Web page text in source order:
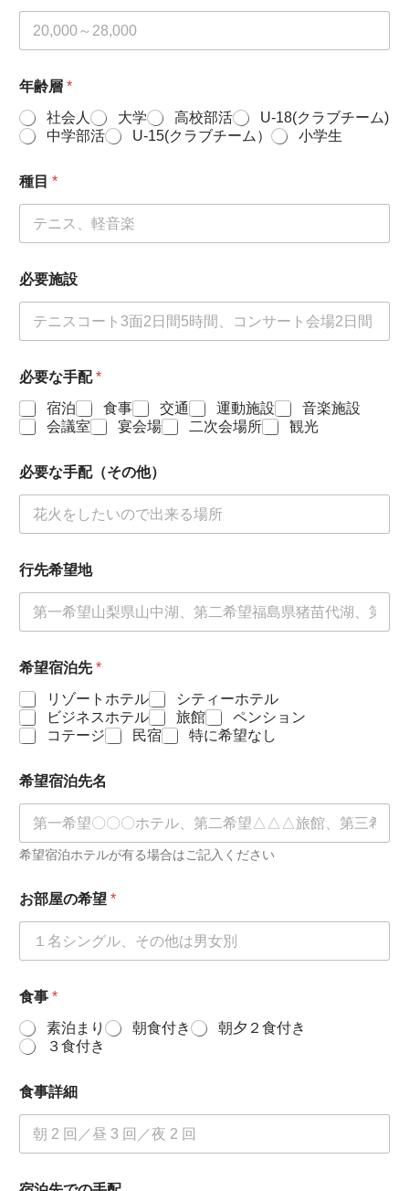
年齢層 *
社会人
大学 高校部活
U-18(クラブチーム)
中学部活
U-15(クラブチーム） 小学生
種目 *
必要施設
必要な手配*
宿泊
食事 交通 運動施設
音楽施設
会議室
宴会場 二次会場所 観光
必要な手配（その他）
行先希望地
希望宿泊先*
リゾートホテル
シティーホテル
ビジネスホテル
旅館
ペンション
コテージ
民宿 特に希望なし
希望宿泊先名
希望宿泊ホテルが有る場合はご記入ください
お部屋の希望 *
食事 *
素泊まり
朝食付き
朝夕２食付き
３食付き
食事詳細